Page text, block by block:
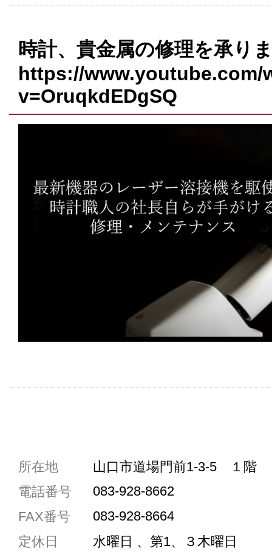
時計、貴金属の修理を承り
https://www.youtube.com/
v=OruqkdEDgSQ
共通駐車券加盟店
共用トイレ
所在地
山口市道場門前1-3-5 １階
電話番号
083-928-8662
FAX番号
083-928-8664
定休日
水曜日 、第1、３木曜日